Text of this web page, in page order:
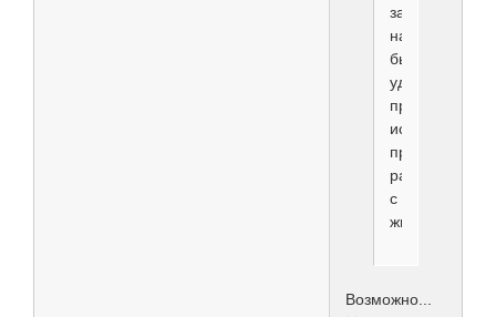
занятий
надо
было
удалять,а
просто
исключать..как
работы
с
животными.
Возможно...